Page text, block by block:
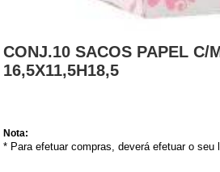
CONJ.10 SACOS PAPEL C/
16,5X11,5H18,5
Nota:
* Para efetuar compras, deverá efetuar o seu